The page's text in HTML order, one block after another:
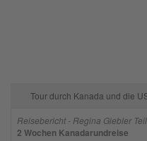
Tour durch Kanada und die
Reisebericht - Regina Giebler
2 Wochen Kanadarundreise